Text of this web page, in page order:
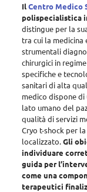
IlCentro Medico
polispecialistica
distingue per la
tra cui la medicina
strumentali
chirurgici in
specifiche e
sanitari di alta
medico dispone
lato umano del
qualità di servizi
Cryo t-shock per
localizzato.Gli
individuare
guida per
come una
terapeutici